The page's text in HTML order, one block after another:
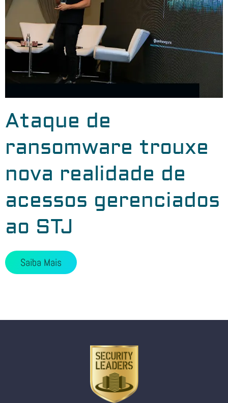
Ataque de
ransomware trouxe
nova realidade de
acessos gerenciados
ao STJ
Saiba Mais